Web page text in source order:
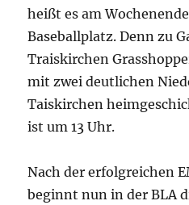
heißt es am
Baseballplatz. Denn zu
Traiskirchen
mit zwei deutlichen
Taiskirchen
ist um 13 Uhr.
Nach der erfolgreichen
beginnt nun in der BLA